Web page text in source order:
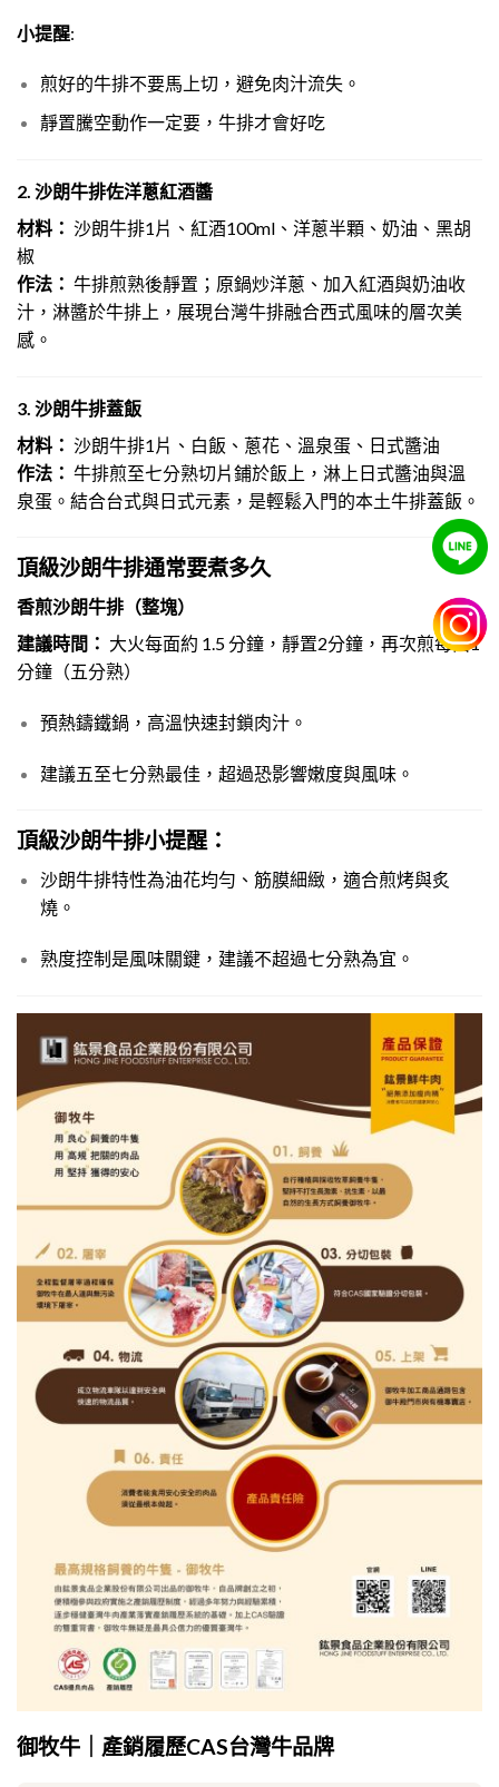
小提醒:
煎好的牛排不要馬上切，避免肉汁流失。
靜置騰空動作一定要，牛排才會好吃
2. 沙朗牛排佐洋蔥紅酒醬
材料： 沙朗牛排1片、紅酒100ml、洋蔥半顆、奶油、黑胡
椒
作法： 牛排煎熟後靜置；原鍋炒洋蔥、加入紅酒與奶油收
汁，淋醬於牛排上，展現台灣牛排融合西式風味的層次美
感。
3. 沙朗牛排蓋飯
材料： 沙朗牛排1片、白飯、蔥花、溫泉蛋、日式醬油
作法： 牛排煎至七分熟切片鋪於飯上，淋上日式醬油與溫
泉蛋。結合台式與日式元素，是輕鬆入門的本土牛排蓋飯。
頂級沙朗牛排通常要煮多久
香煎沙朗牛排（整塊）
建議時間： 大火每面約 1.5 分鐘，靜置2分鐘，再次煎每面1
分鐘（五分熟）
預熱鑄鐵鍋，高溫快速封鎖肉汁。
建議五至七分熟最佳，超過恐影響嫩度與風味。
頂級沙朗牛排小提醒：
沙朗牛排特性為油花均勻、筋膜細緻，適合煎烤與炙
燒。
熟度控制是風味關鍵，建議不超過七分熟為宜。
御牧牛｜產銷履歷CAS台灣牛品牌